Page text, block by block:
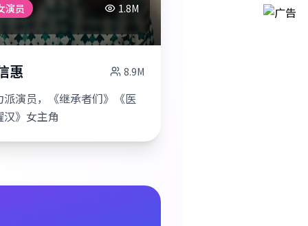
演员 1.8M
惠 8.9M
派演员，《继承者们》《医
汉》女主角